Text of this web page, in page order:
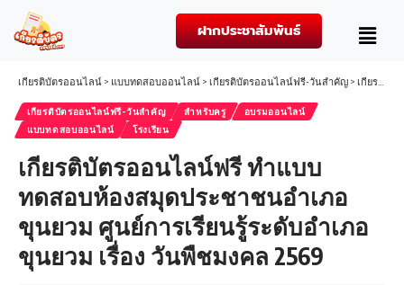
ฝากประชาสัมพันธ์
เกียรติบัตรออนไลน์ > แบบทดสอบออนไลน์ > เกียรติบัตรออนไลน์ฟรี-วันสำคัญ > เกียรติบัตรออนไลน์ฟรี ทำแบบทดสอบห้องสมุดประชาชนอำเภอขุนยวม ศูนย์การเรียนรู้ระดับอำเภอขุนยวม เรื่อง วันพืชมงคล 2569
เกียรติบัตรออนไลน์ฟรี-วันสำคัญ สำหรับครู
อบรมออนไลน์
แบบทดสอบออนไลน์
โรงเรียน
เกียรติบัตรออนไลน์ฟรี ทำแบบ
ทดสอบห้องสมุดประชาชนอำเภอ
ขุนยวม ศูนย์การเรียนรู้ระดับอำเภอ
ขุนยวม เรื่อง วันพืชมงคล 2569